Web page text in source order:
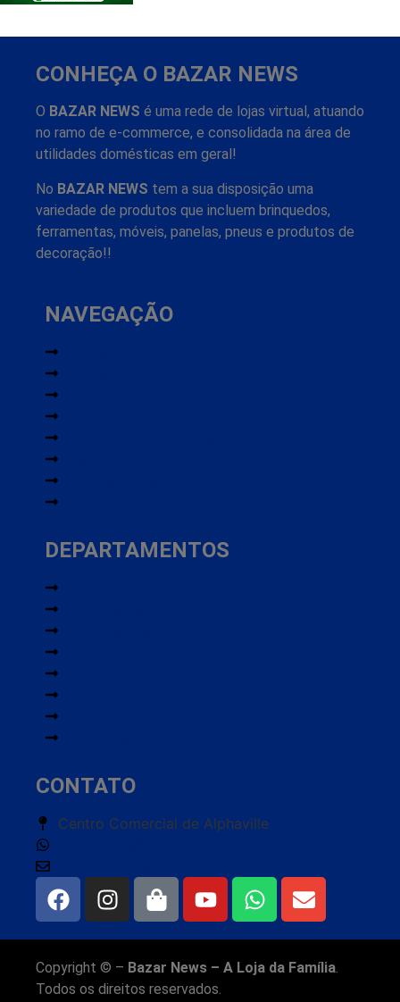
CONHEÇA O BAZAR NEWS
O BAZAR NEWS é uma rede de lojas virtual, atuando
no ramo de e-commerce, e consolidada na área de
utilidades domésticas em geral!
No BAZAR NEWS tem a sua disposição uma
variedade de produtos que incluem brinquedos,
ferramentas, móveis, panelas, pneus e produtos de
decoração!!
NAVEGAÇÃO
DEPARTAMENTOS
CONTATO
Centro Comercial de Alphaville
Copyright © – Bazar News – A Loja da Família.
Todos os direitos reservados.